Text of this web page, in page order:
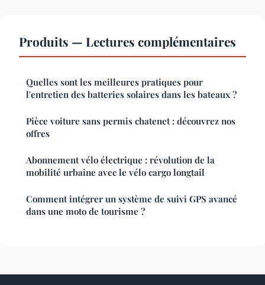
Produits — Lectures complémentaires
Quelles sont les meilleures pratiques pour
l'entretien des batteries solaires dans les bateaux ?
Pièce voiture sans permis chatenet : découvrez nos
offres
Abonnement vélo électrique : révolution de la
mobilité urbaine avec le vélo cargo longtail
Comment intégrer un système de suivi GPS avancé
dans une moto de tourisme ?